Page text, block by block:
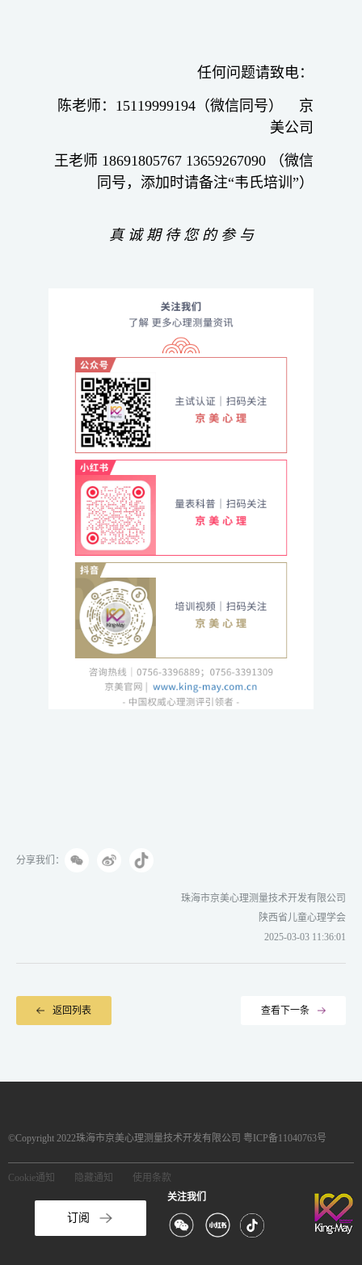
任何问题请致电：
陈老师：15119999194（微信同号） 京
美公司
王老师 18691805767 13659267090 （微信
同号，添加时请备注“韦氏培训”）
真 诚 期 待 您 的 参 与
分享我们：
珠海市京美心理测量技术开发有限公司
陕西省儿童心理学会
2025-03-03 11:36:01
返回列表 查看下一条
©Copyright 2022珠海市京美心理测量技术开发有限公司 粤ICP备11040763号
Cookie通知 隐藏通知 使用条款
订阅
关注我们